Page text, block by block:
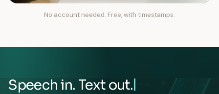
No account needed. Free, with timestamps.
Speech in. Text out.